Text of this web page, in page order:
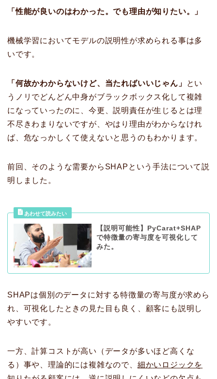
「性能が良いのはわかった。でも理由が知りたい。」
機械学習においてモデルの説明性が求められる事は多
いです。
「何故かわからないけど、当たればいいじゃん」
とい
うノリでどんどん中身がブラックボックス化して複雑
になっていったのに、今更、説明責任が生じるとは理
不尽きわまりないですが、やはり理由がわからなけれ
ば、危なっかしくて使えないと思うのもわかります。
前回、そのような需要からSHAPという手法について説
明しました。
【説明可能性】PyCarat+SHAP
で特徴量の寄与度を可視化して
みた。
SHAPは個別のデータに対する特徴量の寄与度が求めら
れ、可視化したときの見た目も良く、顧客にも説明し
やすいです。
一方、計算コストが高い（データが多いほど高くな
る）事や、理論的には複雑なので、 細かいロジックを